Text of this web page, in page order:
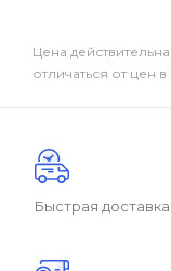
Цена
отличаться от цен
Быстрая доставка